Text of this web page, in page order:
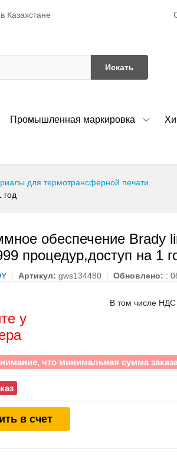
Казахстане
Искать
Промышленная маркировка
для термотрансферной печати
год
обеспечение Brady
процедур,доступ на 1
Артикул: gws134480 Обновлено: :
у
В том числе
что минимальная сумма
в счет